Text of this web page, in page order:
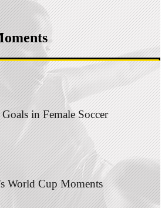
in Female Soccer
World Cup Moments